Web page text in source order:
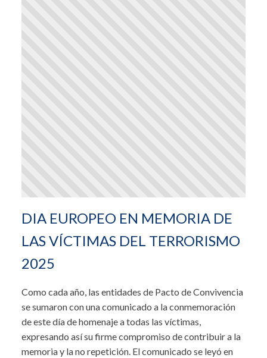
DIA EUROPEO EN MEMORIA DE
LAS VÍCTIMAS DEL TERRORISMO
2025
Como cada año, las entidades de Pacto de Convivencia
se sumaron con una comunicado a la conmemoración
de este día de homenaje a todas las víctimas,
expresando así su firme compromiso de contribuir a la
memoria y la no repetición. El comunicado se leyó en